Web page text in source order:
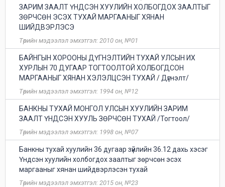
ЗАРИМ ЗААЛТ ҮНДСЭН ХУУЛИЙН ХОЛБОГДОХ ЗААЛТЫГ
ЗӨРЧСӨН ЭСЭХ ТУХАЙ МАРГААНЫГ ХЯНАН
ШИЙДВЭРЛЭСЭ
Төрийн мэдээлэл эмхэтгэл: 2010 он, №01
БАЙНГЫН ХОРООНЫ ДҮГНЭЛТИЙН ТУХАЙ УЛСЫН ИХ
ХУРЛЫН 70 ДУГААР ТОГТООЛТОЙ ХОЛБОГДСОН
МАРГААНЫГ ХЯНАН ХЭЛЭЛЦСЭН ТУХАЙ / Дүгнэлт/
Төрийн мэдээлэл эмхэтгэл: 1994 он, №12
БАНКНЫ ТУХАЙ МОНГОЛ УЛСЫН ХУУЛИЙН ЗАРИМ
ЗААЛТ ҮНДСЭН ХУУЛЬ ЗӨРЧСӨН ТУХАЙ /Тогтоол/
Төрийн мэдээлэл эмхэтгэл: 1998 он, №07
Банкны тухай хуулийн 36 дугаар зүйлийн 36.12 дахь хэсэг
Үндсэн хуулийн холбогдох заалтыг зөрчсөн эсэх
маргааныг хянан шийдвэрлэсэн тухай
Төрийн мэдээлэл эмхэтгэл: 2015 он, №23